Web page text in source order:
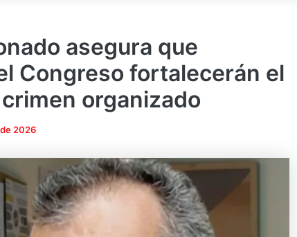
asegura que
Congreso fortalecerán el
organizado
2026